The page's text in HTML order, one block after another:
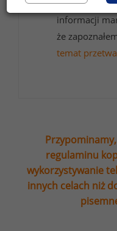
adres e-mail
informacji
że
temat
regulaminu
wykorzystywanie
innych celach niż